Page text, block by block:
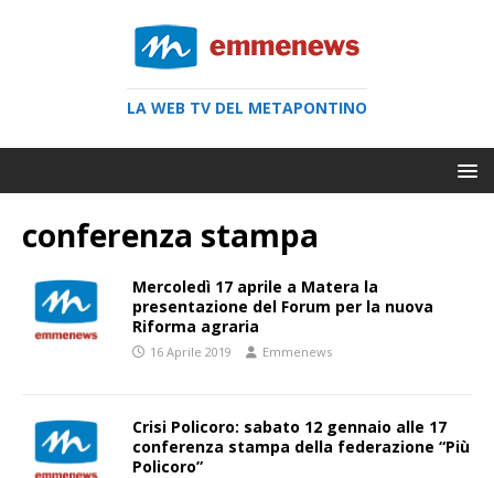
LA WEB TV DEL METAPONTINO
conferenza stampa
Mercoledì 17 aprile a Matera la
presentazione del Forum per la nuova
Riforma agraria
16 Aprile 2019 Emmenews
Crisi Policoro: sabato 12 gennaio alle 17
conferenza stampa della federazione “Più
Policoro”